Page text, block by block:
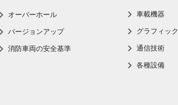
オーバーホール
バージョンアップ
消防車両の安全基準
車載機器
グラフィック
通信技術
各種設備